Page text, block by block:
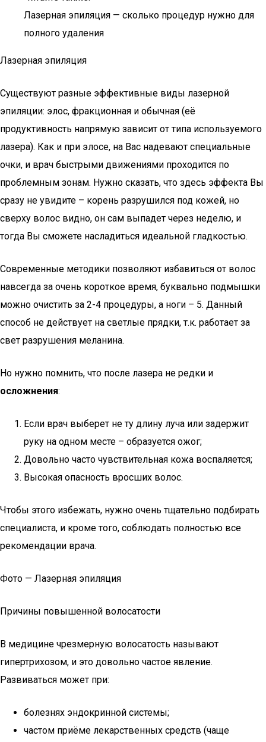
Лазерная эпиляция — сколько процедур нужно для
полного удаления
Лазерная эпиляция
Существуют разные эффективные виды лазерной
эпиляции: элос, фракционная и обычная (её
продуктивность напрямую зависит от типа используемого
лазера). Как и при элосе, на Вас надевают специальные
очки, и врач быстрыми движениями проходится по
проблемным зонам. Нужно сказать, что здесь эффекта Вы
сразу не увидите – корень разрушился под кожей, но
сверху волос видно, он сам выпадет через неделю, и
тогда Вы сможете насладиться идеальной гладкостью.
Современные методики позволяют избавиться от волос
навсегда за очень короткое время, буквально подмышки
можно очистить за 2-4 процедуры, а ноги – 5. Данный
способ не действует на светлые прядки, т.к. работает за
свет разрушения меланина.
Но нужно помнить, что после лазера не редки и
осложнения:
Если врач выберет не ту длину луча или задержит
руку на одном месте – образуется ожог;
Довольно часто чувствительная кожа воспаляется;
Высокая опасность вросших волос.
Чтобы этого избежать, нужно очень тщательно подбирать
специалиста, и кроме того, соблюдать полностью все
рекомендации врача.
Фото — Лазерная эпиляция
Причины повышенной волосатости
В медицине чрезмерную волосатость называют
гипертрихозом, и это довольно частое явление.
Развиваться может при:
болезнях эндокринной системы;
частом приёме лекарственных средств (чаще